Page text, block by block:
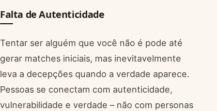
Falta de Autenticidade
Tentar ser alguém que você não é pode até
gerar matches iniciais, mas inevitavelmente
leva a decepções quando a verdade aparece.
Pessoas se conectam com autenticidade,
vulnerabilidade e verdade – não com personas